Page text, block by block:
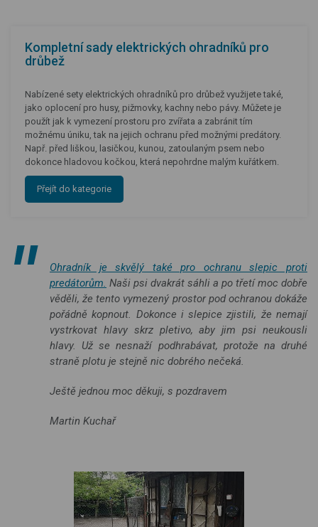
Kompletní sady elektrických ohradníků pro
drůbež
Nabízené sety elektrických ohradníků pro drůbež využijete také,
jako oplocení pro husy, pižmovky, kachny nebo pávy. Můžete je
použít jak k vymezení prostoru pro zvířata a zabránit tím
možnému úniku, tak na jejich ochranu před možnými predátory.
Např. před liškou, lasičkou, kunou, zatoulaným psem nebo
dokonce hladovou kočkou, která nepohrdne malým kuřátkem.
Přejít do kategorie
Ohradník je skvělý také pro ochranu slepic proti
predátorům. Naši psi dvakrát sáhli a po třetí moc dobře
věděli, že tento vymezený prostor pod ochranou dokáže
pořádně kopnout. Dokonce i slepice zjistili, že nemají
vystrkovat hlavy skrz pletivo, aby jim psi neukousli
hlavy. Už se nesnaží podhrabávat, protože na druhé
straně plotu je stejně nic dobrého nečeká.
Ještě jednou moc děkuji, s pozdravem
Martin Kuchař